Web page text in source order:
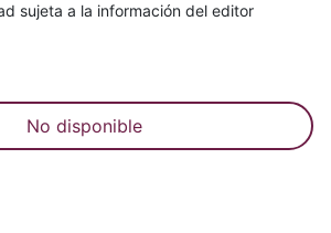
sujeta a la información del editor
No disponible